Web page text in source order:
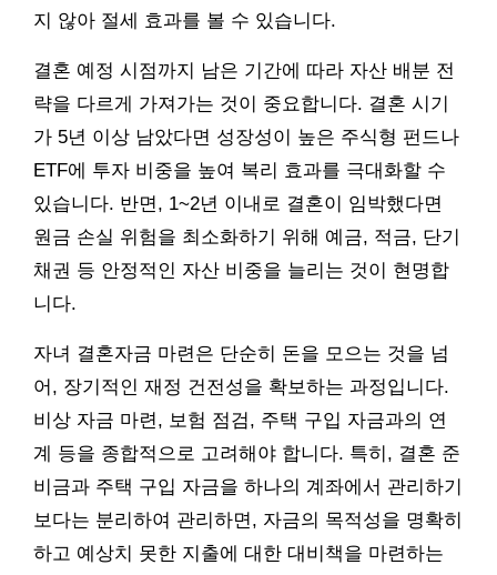
지 않아 절세 효과를 볼 수 있습니다.
결혼 예정 시점까지 남은 기간에 따라 자산 배분 전
략을 다르게 가져가는 것이 중요합니다. 결혼 시기
가 5년 이상 남았다면 성장성이 높은 주식형 펀드나
ETF에 투자 비중을 높여 복리 효과를 극대화할 수
있습니다. 반면, 1~2년 이내로 결혼이 임박했다면
원금 손실 위험을 최소화하기 위해 예금, 적금, 단기
채권 등 안정적인 자산 비중을 늘리는 것이 현명합
니다.
자녀 결혼자금 마련은 단순히 돈을 모으는 것을 넘
어, 장기적인 재정 건전성을 확보하는 과정입니다.
비상 자금 마련, 보험 점검, 주택 구입 자금과의 연
계 등을 종합적으로 고려해야 합니다. 특히, 결혼 준
비금과 주택 구입 자금을 하나의 계좌에서 관리하기
보다는 분리하여 관리하면, 자금의 목적성을 명확히
하고 예상치 못한 지출에 대한 대비책을 마련하는